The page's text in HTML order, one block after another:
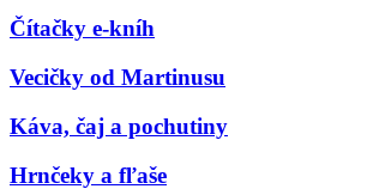
Čítačky e-kníh
Vecičky od Martinusu
Káva, čaj a pochutiny
Hrnčeky a fľaše